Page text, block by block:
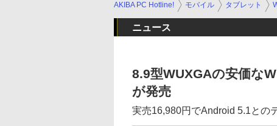
AKIBA PC Hotline! モバイル タブレット
ニュース
8.9型WUXGAの安価な
が発売
実売16,980円でAndroid 5.1との